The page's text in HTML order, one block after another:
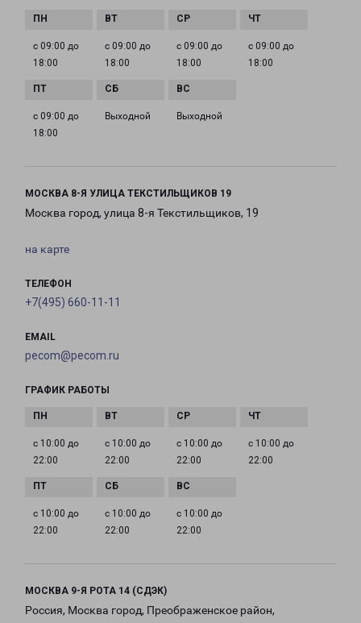
с 09:00 до
18:00
с 09:00 до
18:00
с 09:00 до
18:00
с 09:00 до
18:00
с 09:00 до
18:00
Выходной Выходной
МОСКВА 8-Я УЛИЦА ТЕКСТИЛЬЩИКОВ 19
Москва город, улица 8-я Текстильщиков, 19
на карте
ТЕЛЕФОН
+7(495) 660-11-11
EMAIL
pecom@pecom.ru
ГРАФИК РАБОТЫ
с 10:00 до
22:00
с 10:00 до
22:00
с 10:00 до
22:00
с 10:00 до
22:00
с 10:00 до
22:00
с 10:00 до
22:00
с 10:00 до
22:00
МОСКВА 9-Я РОТА 14 (СДЭК)
Россия, Москва город, Преображенское район,